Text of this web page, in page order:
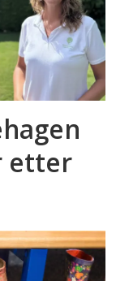
etter